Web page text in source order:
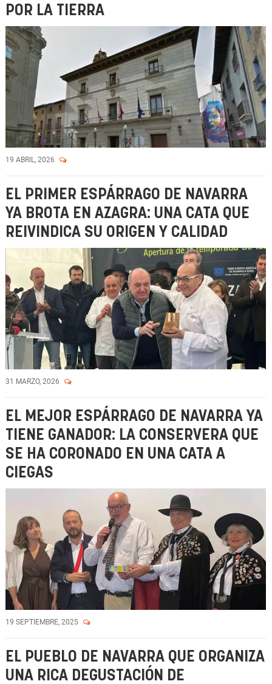
POR LA TIERRA
19 ABRIL, 2026
EL PRIMER ESPÁRRAGO DE NAVARRA
YA BROTA EN AZAGRA: UNA CATA QUE
REIVINDICA SU ORIGEN Y CALIDAD
31 MARZO, 2026
EL MEJOR ESPÁRRAGO DE NAVARRA YA
TIENE GANADOR: LA CONSERVERA QUE
SE HA CORONADO EN UNA CATA A
CIEGAS
19 SEPTIEMBRE, 2025
EL PUEBLO DE NAVARRA QUE ORGANIZA
UNA RICA DEGUSTACIÓN DE